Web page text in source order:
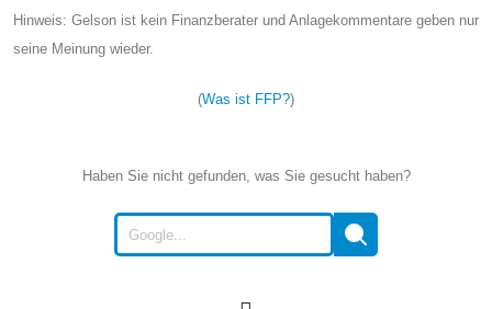
Hinweis: Gelson ist kein Finanzberater und Anlagekommentare geben nur
seine Meinung wieder.
(Was ist FFP?)
Haben Sie nicht gefunden, was Sie gesucht haben?